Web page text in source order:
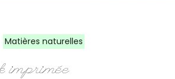
Matières naturelles
imprimée